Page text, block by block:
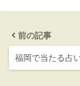
前の記事
福岡で当たる占